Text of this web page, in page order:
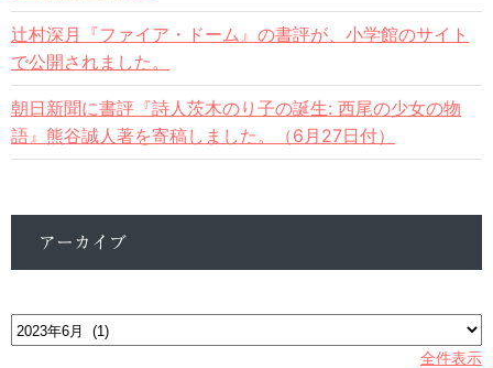
辻村深月『ファイア・ドーム』の書評が、小学館のサイト
で公開されました。
朝日新聞に書評『詩人茨木のり子の誕生: 西尾の少女の物
語』熊谷誠人著を寄稿しました。（6月27日付）
アーカイブ
ー
カ
全件表示